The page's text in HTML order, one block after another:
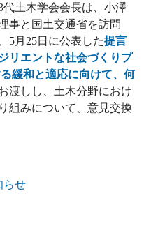
代土木学会会長は、小澤
事と国土交通省を訪問
5月25日に公表した提言
リエントな社会づくりプ
緩和と適応に向けて、何
渡しし、土木分野におけ
組みについて、意見交換
らせ